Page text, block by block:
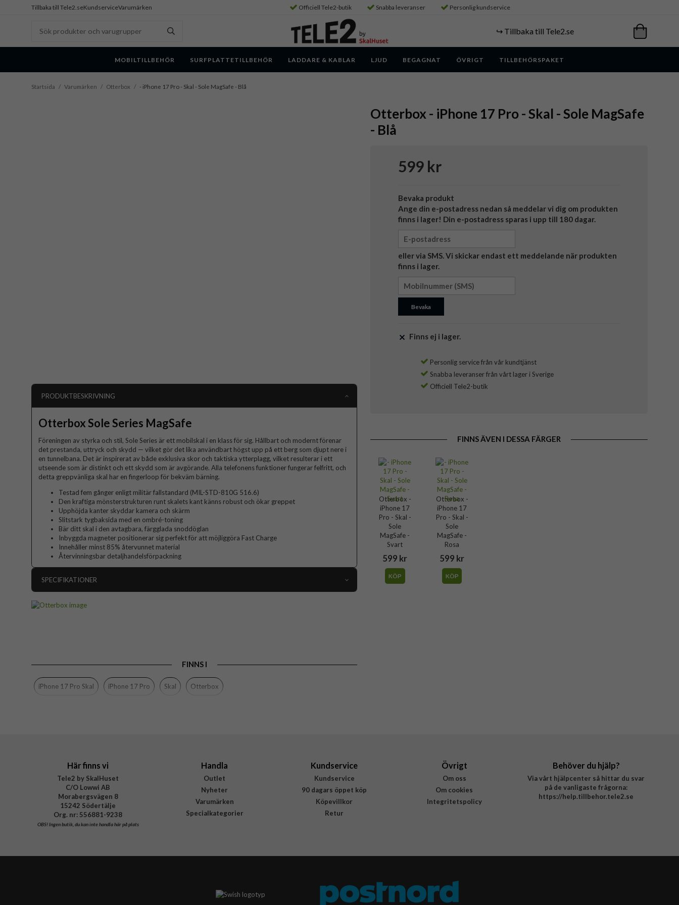
Tillbaka till Tele2.seKundserviceVarumärken Officiell Tele2-butik Snabba leveranser Personlig kundservice
↪️ Tillbaka till Tele2.se
MOBILTILLBEHÖR SURFPLATTETILLBEHÖR LADDARE & KABLAR LJUD BEGAGNAT ÖVRIGT TILLBEHÖRSPAKET
Startsida / Varumärken / Otterbox / - iPhone 17 Pro - Skal - Sole MagSafe - Blå
Otterbox - iPhone 17 Pro - Skal - Sole MagSafe
- Blå
599 kr
Bevaka produkt
Ange din e-postadress nedan så meddelar vi dig om produkten
finns i lager! Din e-postadress sparas i upp till 180 dagar.
eller via SMS. Vi skickar endast ett meddelande när produkten
finns i lager.
Bevaka
Finns ej i lager.
Personlig service från vår kundtjänst
Snabba leveranser från vårt lager i Sverige
Officiell Tele2-butik
FINNS ÄVEN I DESSA FÄRGER
Otterbox -
iPhone 17
Pro - Skal -
Sole
MagSafe -
Svart
599 kr
KÖP
Otterbox -
iPhone 17
Pro - Skal -
Sole
MagSafe -
Rosa
599 kr
KÖP
PRODUKTBESKRIVNING
Otterbox Sole Series MagSafe
Föreningen av styrka och stil, Sole Series är ett mobilskal i en klass för sig. Hållbart och modernt förenar
det prestanda, uttryck och skydd — vilket gör det lika användbart högst upp på ett berg som djupt nere i
en tunnelbana. Det är inspirerat av både exklusiva skor och taktiska ytterplagg, vilket resulterar i ett
utseende som är distinkt och ett skydd som är avgörande. Alla telefonens funktioner fungerar felfritt, och
detta greppvänliga skal har en fingerloop för bekväm bärning.
Testad fem gånger enligt militär fallstandard (MIL-STD-810G 516.6)
Den kraftiga mönsterstrukturen runt skalets kant känns robust och ökar greppet
Upphöjda kanter skyddar kamera och skärm
Slitstark tygbaksida med en ombré-toning
Bär ditt skal i den avtagbara, färgglada snoddöglan
Inbyggda magneter positionerar sig perfekt för att möjliggöra Fast Charge
Innehåller minst 85% återvunnet material
Återvinningsbar detaljhandelsförpackning
SPECIFIKATIONER
Färg
Blå
Material
FINNS I
iPhone 17 Pro Skal iPhone 17 Pro Skal Otterbox
Här finns vi
Tele2 by SkalHuset
C/O Lowwi AB
Morabergsvägen 8
15242 Södertälje
Org. nr: 556881-9238
OBS!Ingen butik, du kan inte handla här på plats
Handla
Outlet
Nyheter
Varumärken
Specialkategorier
Kundservice
Kundservice
90 dagars öppet köp
Köpevillkor
Retur
Övrigt
Om oss
Om cookies
Integritetspolicy
Behöver du hjälp?
Via vårt hjälpcenter så hittar du svar
på de vanligaste frågorna:
https://help.tillbehor.tele2.se